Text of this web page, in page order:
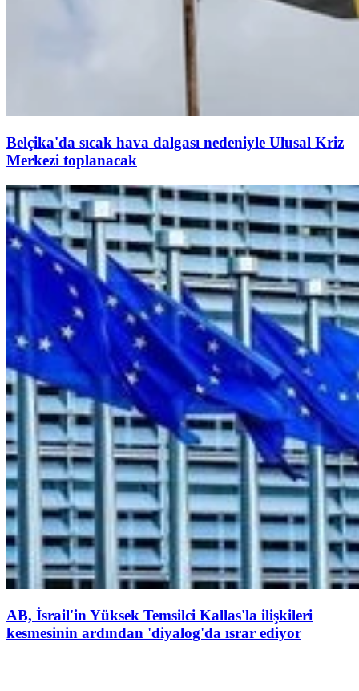
Belçika'da sıcak hava dalgası nedeniyle Ulusal Kriz
Merkezi toplanacak
AB, İsrail'in Yüksek Temsilci Kallas'la ilişkileri
kesmesinin ardından 'diyalog'da ısrar ediyor